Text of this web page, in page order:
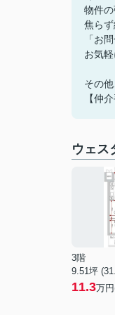
物件
焦らず
「お
お気
その他
【仲
ウェス
3階
9.51坪
11.3万